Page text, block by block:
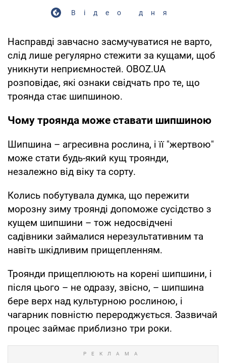
Відео дня
Насправді завчасно засмучуватися не варто,
слід лише регулярно стежити за кущами, щоб
уникнути неприємностей. OBOZ.UA
розповідає, які ознаки свідчать про те, що
троянда стає шипшиною.
Чому троянда може ставати шипшиною
Шипшина – агресивна рослина, і її "жертвою"
може стати будь-який кущ троянди,
незалежно від віку та сорту.
Колись побутувала думка, що пережити
морозну зиму троянді допоможе сусідство з
кущем шипшини – тож недосвідчені
садівники займалися нерезультативним та
навіть шкідливим прищепленням.
Троянди прищеплюють на корені шипшини, і
після цього – не одразу, звісно, – шипшина
бере верх над культурною рослиною, і
чагарник повністю перероджується. Зазвичай
процес займає приблизно три роки.